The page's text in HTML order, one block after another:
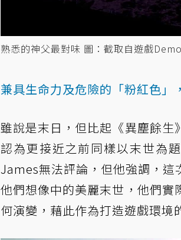
熟悉的神父最對味 圖：截取自遊戲
兼具生命力及危險的「粉紅色」
雖說是末日，但比起《異塵餘
認為更接近之前同樣以末世為
James無法評論，但他強調，
他們想像中的美麗末世，他們
何演變，藉此作為打造遊戲環境